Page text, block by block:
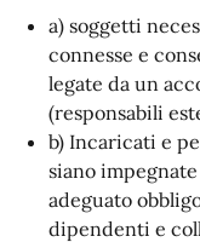
a) soggetti
connesse e
legate da un
(responsabili
b) Incaricati e
siano
adeguato
dipendenti e